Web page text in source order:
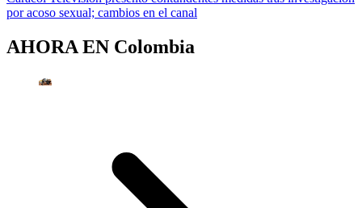
por acoso sexual; cambios en el canal
AHORA EN Colombia